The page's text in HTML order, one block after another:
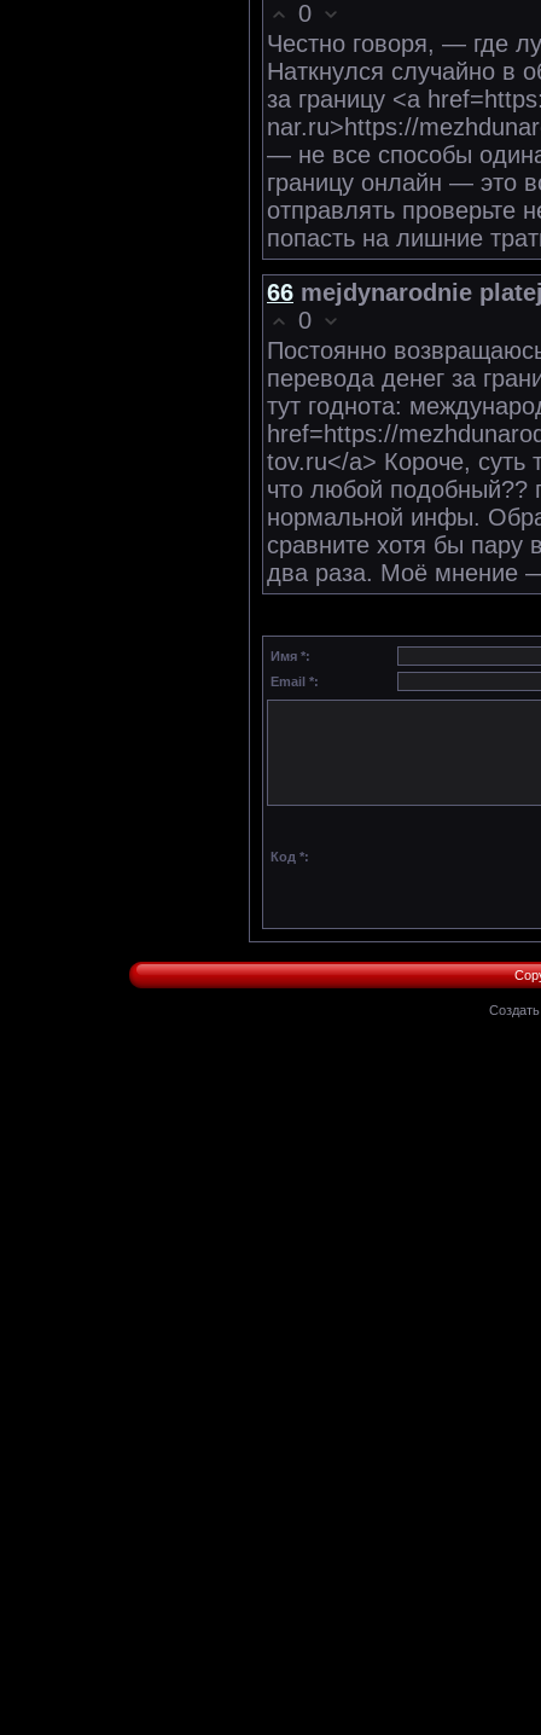
0
Честно говоря, — где
Наткнулся случайно в
за границу <a
nar.ru>https://
— не все способы
границу онлайн — это
отправлять проверьте
попасть на лишние
66 mejdynarodnie
0
Постоянно
перевода денег за
тут годнота:
href=https://
tov.ru</a> Короче,
что любой подобный??
нормальной инфы.
сравните хотя бы пару
два раза. Моё мнение
Имя *:
Email *:
Код *: